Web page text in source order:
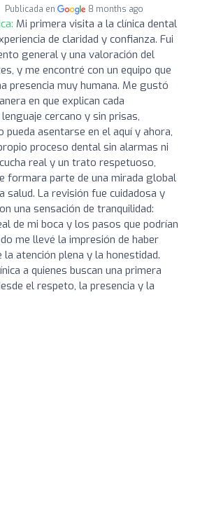
Publicada en 8 months ago
Mi primera visita a la clínica dental
de claridad y confianza. Fui
general y una valoración del
y me encontré con un equipo que
presencia muy humana. Me gustó
en que explican cada
cercano y sin prisas,
pueda asentarse en el aquí y ahora,
proceso dental sin alarmas ni
real y un trato respetuoso,
formara parte de una mirada global
salud. La revisión fue cuidadosa y
una sensación de tranquilidad:
de mi boca y los pasos que podrían
me llevé la impresión de haber
la atención plena y la honestidad.
a quienes buscan una primera
el respeto, la presencia y la